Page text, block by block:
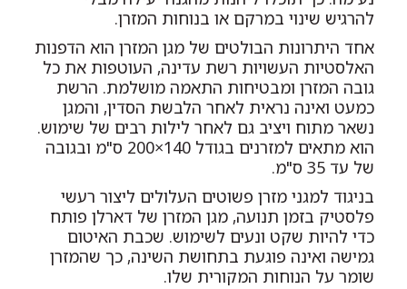
להרגיש שינוי במרקם או בנוחות המזרן.
אחד היתרונות הבולטים של מגן המזרן הוא הדפנות
האלסטיות העשויות רשת עדינה, העוטפות את כל
גובה המזרן ומבטיחות התאמה מושלמת. הרשת
כמעט ואינה נראית לאחר הלבשת הסדין, והמגן
נשאר מתוח ויציב גם לאחר לילות רבים של שימוש.
הוא מתאים למזרנים בגודל 140×200 ס"מ ובגובה
של עד 35 ס"מ.
בניגוד למגני מזרן פשוטים העלולים ליצור רעשי
פלסטיק בזמן תנועה, מגן המזרן של דארלן פותח
כדי להיות שקט ונעים לשימוש. שכבת האיטום
גמישה ואינה פוגעת בתחושת השינה, כך שהמזרן
שומר על הנוחות המקורית שלו.